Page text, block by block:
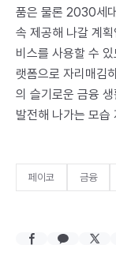
품은 물론 2030세
속 제공해 나갈 계
비스를 사용할 수
랫폼으로 자리매김
의 슬기로운 금융
발전해 나가는 모습
페이코 금융